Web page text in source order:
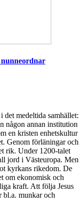
nunneordnar
det medeltida samhället:
någon annan institution
en kristen enhetskultur
Genom förläningar och
rik. Under 1200-talet
jord i Västeuropa. Men
kyrkans rikedom. De
om ekonomisk och
kraft. Att följa Jesus
bl.a. munkar och